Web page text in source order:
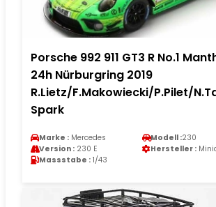
Porsche 992 911 GT3 R No.1
24h Nürburgring 2019
R.Lietz/F.Makowiecki/P.Pilet/
Spark
Marke : Mercedes Modell :230
Version : 230 E Hersteller :
Massstabe : 1/43